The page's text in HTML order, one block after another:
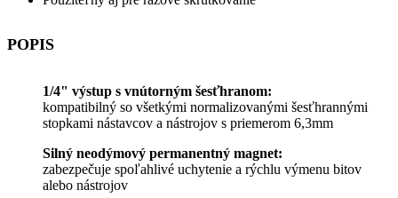
POPIS
1/4" výstup s vnútorným šesťhranom:
kompatibilný so všetkými normalizovanými šesťhrannými
stopkami nástavcov a nástrojov s priemerom 6,3mm
Silný neodýmový permanentný magnet:
zabezpečuje spoľahlivé uchytenie a rýchlu výmenu bitov
alebo nástrojov